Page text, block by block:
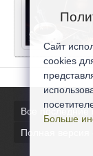
Все последние
Полная версия
Сайт
cookies
Больше